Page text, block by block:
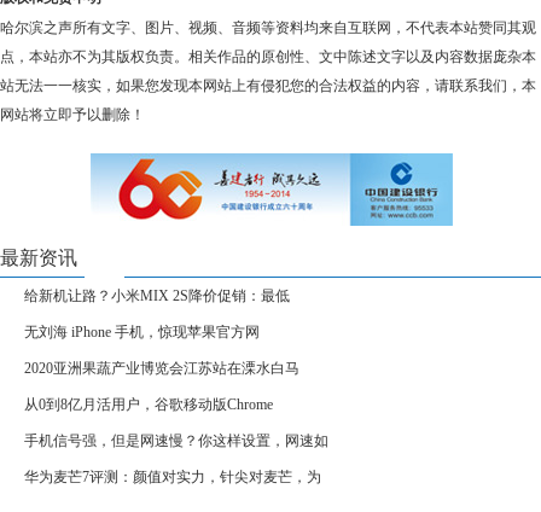
哈尔滨之声所有文字、图片、视频、音频等资料均来自互联网，不代表本站赞同其观
点，本站亦不为其版权负责。相关作品的原创性、文中陈述文字以及内容数据庞杂本
站无法一一核实，如果您发现本网站上有侵犯您的合法权益的内容，请联系我们，本
网站将立即予以删除！
最新资讯
给新机让路？小米MIX 2S降价促销：最低
无刘海 iPhone 手机，惊现苹果官方网
2020亚洲果蔬产业博览会江苏站在溧水白马
从0到8亿月活用户，谷歌移动版Chrome
手机信号强，但是网速慢？你这样设置，网速如
华为麦芒7评测：颜值对实力，针尖对麦芒，为